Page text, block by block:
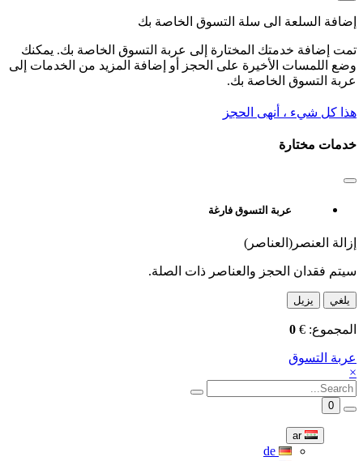
إضافة السلعة الى سلة التسوق الخاصة بك
تمت إضافة خدمتك المختارة إلى عربة التسوق الخاصة بك. يمكنك
وضع اللمسات الأخيرة على الحجز أو إضافة المزيد من الخدمات إلى
عربة التسوق الخاصة بك.
هذا كل شيء ، أنهى الحجز
خدمات مختارة
عربة التسوق فارغة
إزالة العنصر(العناصر)
سيتم فقدان الحجز والعناصر ذات الصلة.
يلغي يزيل
المجموع: €
0
عربة التسوق
×
0
ar